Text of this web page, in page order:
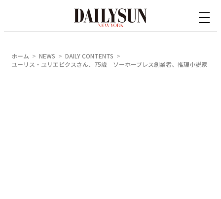
ホーム NEWS
DAILY CONTENTS
ユーリス・ユリエビクスさん、75歳 ソーホープレス創業者、推理小説家